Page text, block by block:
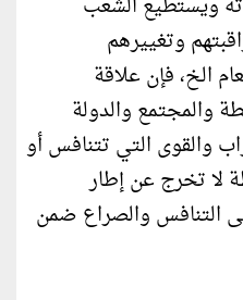
وتغييرهم
الخ، فإن علاقة
والمجتمع والدولة
والقوى التي تتنافس أو
لا تخرج عن إطار
التنافس والصراع ضمن